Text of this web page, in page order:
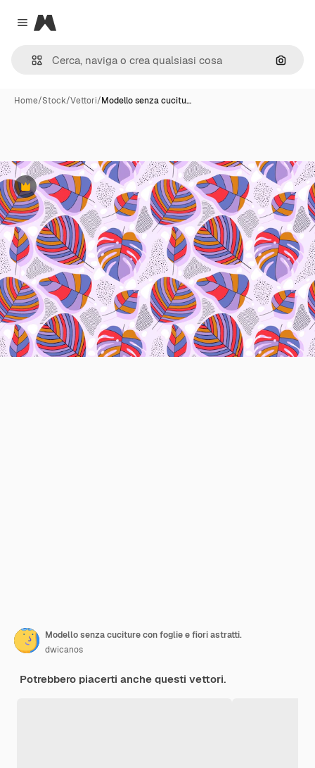
Close menu
Magnific
Cerca
Home/Stock/Vettori/Modello senza cucitu…
Premium
Modello senza cuciture con foglie e fiori astratti.
dwicanos
Potrebbero piacerti anche questi vettori.